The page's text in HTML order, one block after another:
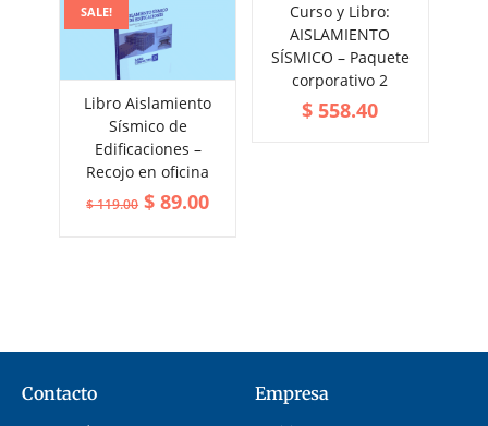
SALE!
ADD TO CART
VIEW MORE
Libro Aislamiento
Sísmico de
Edificaciones –
Recojo en oficina
$119.00 $ 89.00
Curso y Libro:
AISLAMIENTO
SÍSMICO – Paquete
corporativo 2
$ 558.40
Contacto Empresa